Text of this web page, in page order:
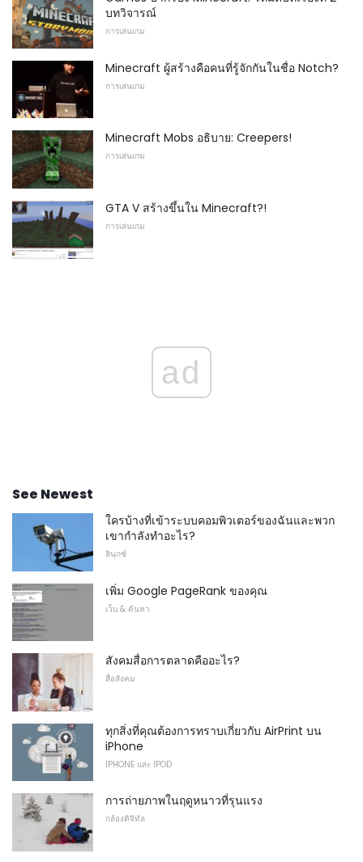
บทวิจารณ์
การเล่นเกม
Minecraft ผู้สร้างคือคนที่รู้จักกันในชื่อ Notch?
การเล่นเกม
Minecraft Mobs อธิบาย: Creepers!
การเล่นเกม
GTA V สร้างขึ้นใน Minecraft?!
การเล่นเกม
ad
See Newest
ใครบ้างที่เข้าระบบคอมพิวเตอร์ของฉันและพวก
เขากำลังทำอะไร?
ลินุกซ์
เพิ่ม Google PageRank ของคุณ
เว็บ & ค้นหา
สังคมสื่อการตลาดคืออะไร?
สื่อสังคม
ทุกสิ่งที่คุณต้องการทราบเกี่ยวกับ AirPrint บน
iPhone
IPHONE และ IPOD
การถ่ายภาพในฤดูหนาวที่รุนแรง
กล้องดิจิทัล